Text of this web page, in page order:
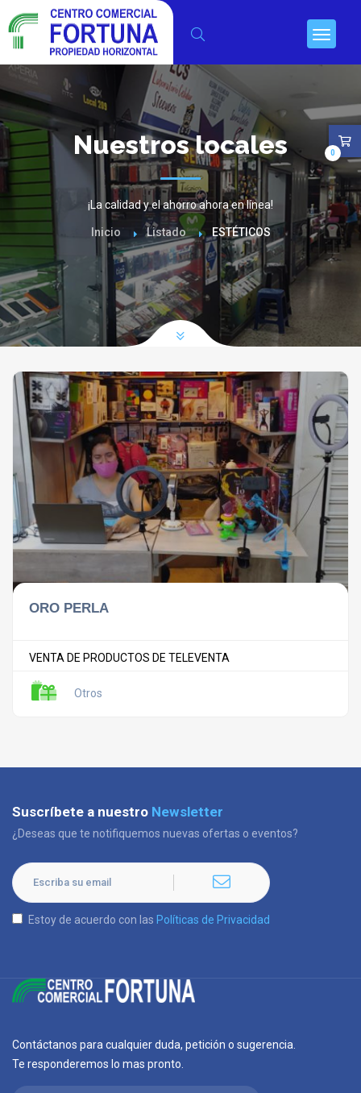
Nuestros locales
¡La calidad y el ahorro ahora en línea!
Inicio Listado ESTÉTICOS
ORO PERLA
VENTA DE PRODUCTOS DE TELEVENTA
Otros
0
Suscríbete a nuestro Newsletter
¿Deseas que te notifiquemos nuevas ofertas o eventos?
Estoy de acuerdo con las Políticas de Privacidad
Contáctanos para cualquier duda, petición o sugerencia.
Te responderemos lo mas pronto.